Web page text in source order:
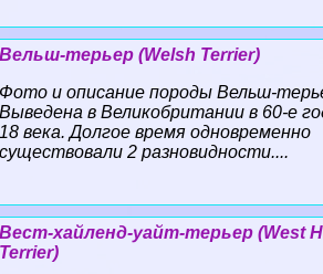
Вельш-терьер (Welsh Terrier)
Фото и описание породы Вельш-
Выведена в Великобритании в 60-е
18 века. Долгое время одновременно
существовали 2 разновидности....
Вест-хайленд-уайт-терьер (West
Terrier)